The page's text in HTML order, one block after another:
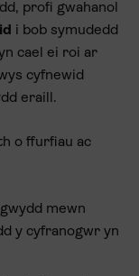
profi gwahanol
i bob symudedd
cael ei roi ar
cyfnewid
eraill.
o ffurfiau ac
mewn
y cyfranogwr yn